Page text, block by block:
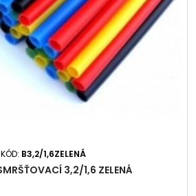
KÓD: B3,2/1,6ZELENÁ
3,2/1,6 ZELENÁ